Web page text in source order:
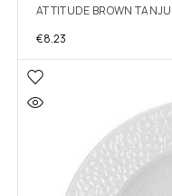
ATTITUDE BROWN
€8.23